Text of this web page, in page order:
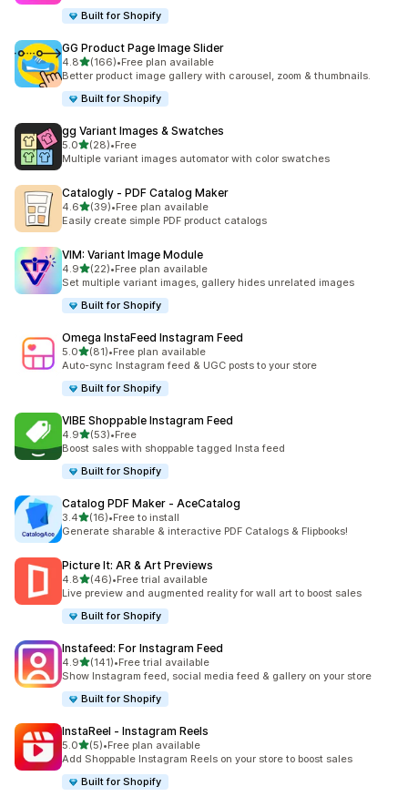
Built for Shopify
GG Product Page Image Slider
4.8별 5개 중
(166)
총 리뷰 166개
•Free plan available
Better product image gallery with carousel, zoom & thumbnails.
Built for Shopify
gg Variant Images & Swatches
5.0별 5개 중
(28)
총 리뷰 28개
•Free
Multiple variant images automator with color swatches
Catalogly ‑ PDF Catalog Maker
4.6별 5개 중
(39)
총 리뷰 39개
•Free plan available
Easily create simple PDF product catalogs
VIM: Variant Image Module
4.9별 5개 중
(22)
총 리뷰 22개
•Free plan available
Set multiple variant images, gallery hides unrelated images
Built for Shopify
Omega InstaFeed Instagram Feed
5.0별 5개 중
(81)
총 리뷰 81개
•Free plan available
Auto-sync Instagram feed & UGC posts to your store
Built for Shopify
VIBE Shoppable Instagram Feed
4.9별 5개 중
(53)
총 리뷰 53개
•Free
Boost sales with shoppable tagged Insta feed
Built for Shopify
Catalog PDF Maker ‑ AceCatalog
3.4별 5개 중
(16)
총 리뷰 16개
•Free to install
Generate sharable & interactive PDF Catalogs & Flipbooks!
Picture It: AR & Art Previews
4.8별 5개 중
(46)
총 리뷰 46개
•Free trial available
Live preview and augmented reality for wall art to boost sales
Built for Shopify
Instafeed: For Instagram Feed
4.9별 5개 중
(141)
총 리뷰 141개
•Free trial available
Show Instagram feed, social media feed & gallery on your store
Built for Shopify
InstaReel ‑ Instagram Reels
5.0별 5개 중
(5)
총 리뷰 5개
•Free plan available
Add Shoppable Instagram Reels on your store to boost sales
Built for Shopify